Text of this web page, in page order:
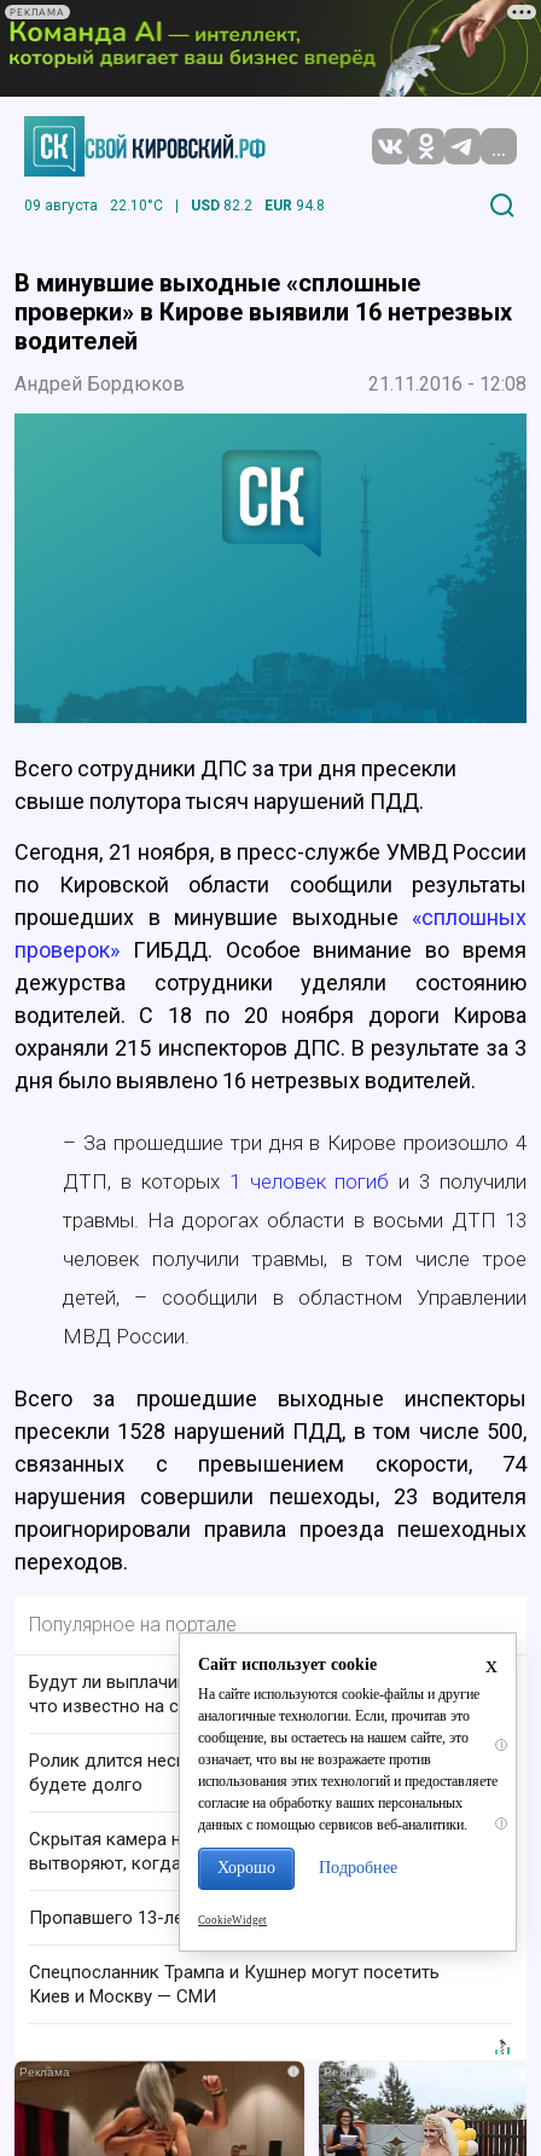
РЕКЛАМА
...
09 августа 22.10°C | USD 82.2 EUR 94.8
В минувшие выходные «сплошные
проверки» в Кирове выявили 16 нетрезвых
водителей
Андрей Бордюков 21.11.2016 - 12:08
Всего сотрудники ДПС за три дня пресекли
свыше полутора тысяч нарушений ПДД.
Сегодня, 21 ноября, в пресс-службе УМВД России
по Кировской области сообщили результаты
прошедших в минувшие выходные «сплошных
проверок» ГИБДД. Особое внимание во время
дежурства сотрудники уделяли состоянию
водителей. С 18 по 20 ноября дороги Кирова
охраняли 215 инспекторов ДПС. В результате за 3
дня было выявлено 16 нетрезвых водителей.
– За прошедшие три дня в Кирове произошло 4
ДТП, в которых 1 человек погиб и 3 получили
травмы. На дорогах области в восьми ДТП 13
человек получили травмы, в том числе трое
детей, – сообщили в областном Управлении
МВД России.
Всего за прошедшие выходные инспекторы
пресекли 1528 нарушений ПДД, в том числе 500,
связанных с превышением скорости, 74
нарушения совершили пешеходы, 23 водителя
проигнорировали правила проезда пешеходных
переходов.
Популярное на портале
Будут ли выплачивать 13-ю пенсию в 2026 году:
что известно на сегодня
i
Ролик длится несколько секунд, а смеяться вы
будете долго
i
Скрытая камера на пляже Крыма: Что люди
вытворяют, когда их не видят...
Пропавшего 13-летнего подростка ищут в Кирове
Спецпосланник Трампа и Кушнер могут посетить
Киев и Москву — СМИ
i
x
Сайт использует cookie
На сайте используются cookie-файлы и другие
аналогичные технологии. Если, прочитав это
сообщение, вы остаетесь на нашем сайте, это
означает, что вы не возражаете против
использования этих технологий и предоставляете
согласие на обработку ваших персональных
данных с помощью сервисов веб-аналитики.
Хорошо Подробнее
CookieWidget